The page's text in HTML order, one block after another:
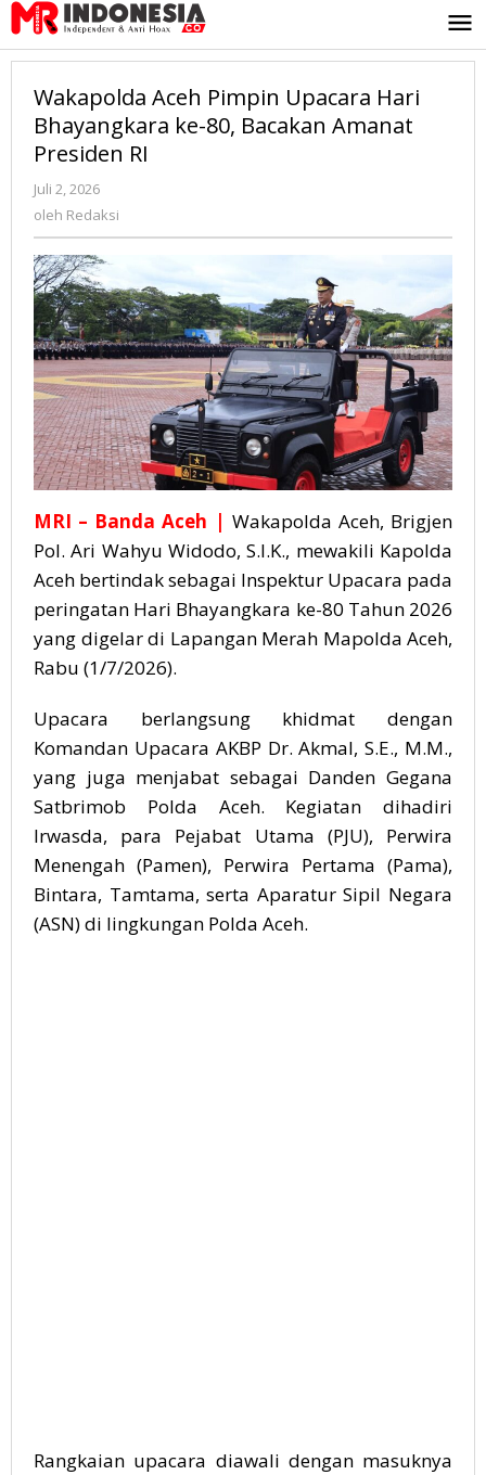
Lewati
ke
konten
Wakapolda Aceh Pimpin Upacara Hari
Bhayangkara ke-80, Bacakan Amanat
Presiden RI
Juli 2, 2026
Redaksi
oleh Redaksi
MRI – Banda Aceh | Wakapolda Aceh, Brigjen
Pol. Ari Wahyu Widodo, S.I.K., mewakili Kapolda
Aceh bertindak sebagai Inspektur Upacara pada
peringatan Hari Bhayangkara ke-80 Tahun 2026
yang digelar di Lapangan Merah Mapolda Aceh,
Rabu (1/7/2026).
Upacara berlangsung khidmat dengan
Komandan Upacara AKBP Dr. Akmal, S.E., M.M.,
yang juga menjabat sebagai Danden Gegana
Satbrimob Polda Aceh. Kegiatan dihadiri
Irwasda, para Pejabat Utama (PJU), Perwira
Menengah (Pamen), Perwira Pertama (Pama),
Bintara, Tamtama, serta Aparatur Sipil Negara
(ASN) di lingkungan Polda Aceh.
Rangkaian upacara diawali dengan masuknya